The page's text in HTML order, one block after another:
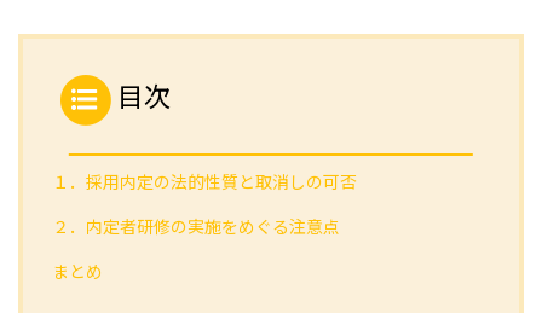
目次
１．採用内定の法的性質と取消しの可否
２．内定者研修の実施をめぐる注意点
まとめ